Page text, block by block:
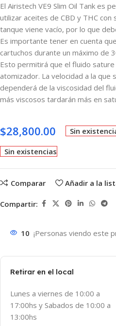
El Airistech VE9 Slim Oil Tank es
utilizar aceites de CBD y THC con
tanque viene vacío, por lo que
Es importante tener en cuenta
cartuchos durante un máximo de
Esto permitirá que el fluido
atomizador. La velocidad a la que
dependerá de la viscosidad del
más viscosos tardarán más en
$28,800.00 Sin
Sin existencias
Comparar Añadir a la
Compartir:
10 ¡Personas viendo este
Retirar en el local
Lunes a viernes de 10:00 a
17:00hs y Sabados de 10:00 a
13:00hs